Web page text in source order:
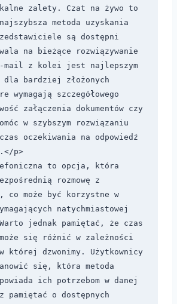
zalety. Czat na żywo to
metoda uzyskania
są dostępni
na bieżące rozwiązywanie
mail z kolei jest najlepszym
dla bardziej złożonych
szczegółowego
załączenia dokumentów czy
w szybszym rozwiązaniu
oczekiwania na odpowiedź
p>
to opcja, która
rozmowę z
co może być korzystne w
natychmiastowej
jednak pamiętać, że czas
się różnić w zależności
której dzwonimy. Użytkownicy
się, która metoda
ich potrzebom w danej
pamiętać o dostępnych